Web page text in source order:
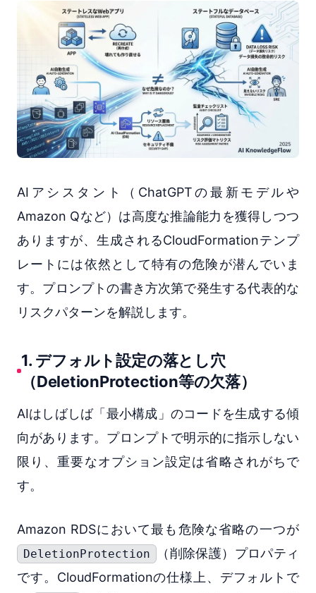
AIアシスタント（ChatGPTの最新モデルや
Amazon Qなど）は高度な推論能力を獲得しつつ
ありますが、生成されるCloudFormationテンプ
レートには依然として特有の危険が潜んでいま
す。プロンプトの書き方次第で発生する代表的な
リスクパターンを解説します。
1. デフォルト設定の落とし穴
（DeletionProtection等の欠落）
AIはしばしば「最小構成」のコードを生成する傾
向があります。プロンプトで明示的に指示しない
限り、重要なオプション設定は省略されがちで
す。
Amazon RDSにおいて最も危険な省略の一つが
DeletionProtection
（削除保護）プロパティ
です。CloudFormationの仕様上、デフォルトで